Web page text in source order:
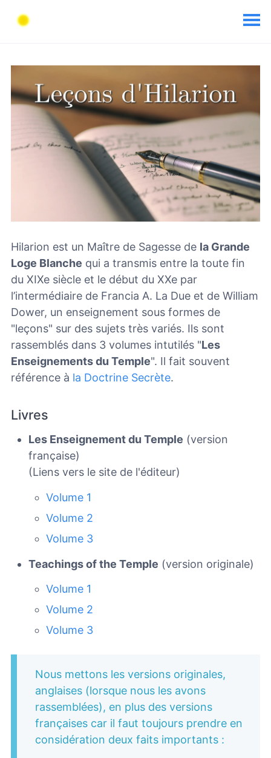
Hilarion est un Maître de Sagesse de la Grande
Loge Blanche qui a transmis entre la toute fin
du XIXe siècle et le début du XXe par
l’intermédiaire de Francia A. La Due et de William
Dower, un enseignement sous formes de
"leçons" sur des sujets très variés. Ils sont
rassemblés dans 3 volumes intutilés "Les
Enseignements du Temple". Il fait souvent
référence à la Doctrine Secrète.
Livres
Les Enseignement du Temple (version
française)
(Liens vers le site de l'éditeur)
Volume 1
Volume 2
Volume 3
Teachings of the Temple (version originale)
Volume 1
Volume 2
Volume 3
Nous mettons les versions originales,
anglaises (lorsque nous les avons
rassemblées), en plus des versions
françaises car il faut toujours prendre en
considération deux faits importants :